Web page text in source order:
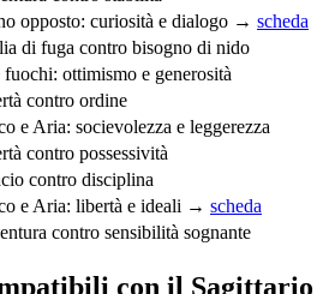
opposto: curiosità e dialogo → scheda
di fuga contro bisogno di nido
fuochi: ottimismo e generosità
contro ordine
e Aria: socievolezza e leggerezza
contro possessività
contro disciplina
e Aria: libertà e ideali → scheda
contro sensibilità sognante
con il Sagittario